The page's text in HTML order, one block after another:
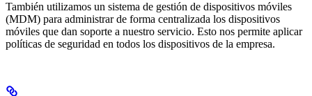
También utilizamos un sistema de gestión de dispositivos móviles
(MDM) para administrar de forma centralizada los dispositivos
móviles que dan soporte a nuestro servicio. Esto nos permite aplicar
políticas de seguridad en todos los dispositivos de la empresa.